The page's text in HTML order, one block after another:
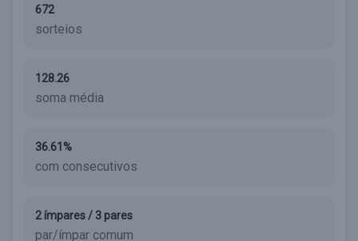
672
sorteios
128.26
soma média
36.61%
com consecutivos
2 ímpares / 3 pares
par/ímpar comum